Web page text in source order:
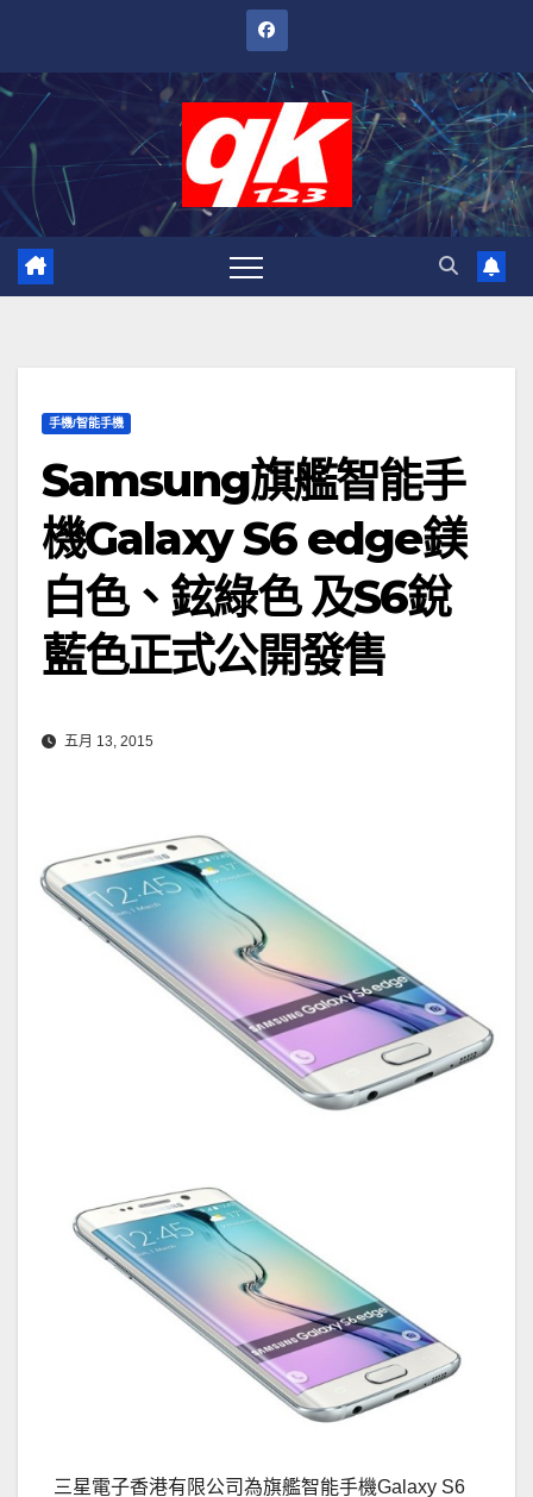
內
手機/智能手機
Samsung旗艦智能手
機Galaxy S6 edge鎂
白色、鉉綠色 及S6銳
藍色正式公開發售
五月 13, 2015
三星電子香港有限公司為旗艦智能手機Galaxy S6